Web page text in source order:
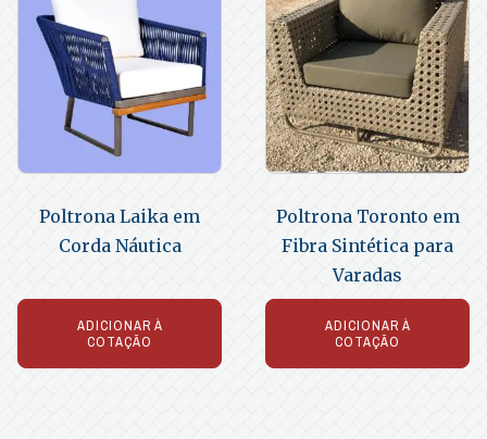
Poltrona Laika em
Corda Náutica
ADICIONAR À
COTAÇÃO
Poltrona Toronto em
Fibra Sintética para
Varadas
ADICIONAR À
COTAÇÃO